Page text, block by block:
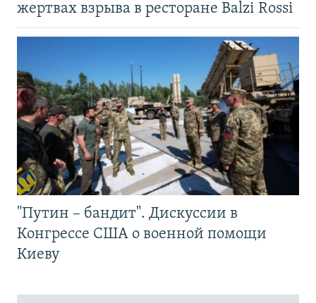
жертвах взрыва в ресторане Balzi Rossi
"Путин – бандит". Дискуссии в
Конгрессе США о военной помощи
Киеву